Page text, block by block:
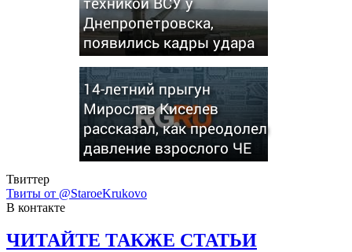
Днепропетровска,
появились кадры удара
14-летний прыгун
Мирослав Киселев
рассказал, как преодолел
давление взрослого ЧЕ
Твиттер
Твиты от @StaroeKrukovo
В контакте
ЧИТАЙТЕ ТАКЖЕ СТАТЬИ